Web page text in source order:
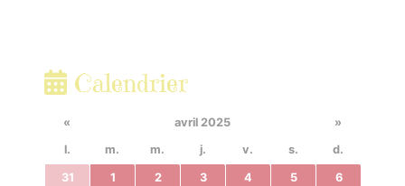
Calendrier
« avril 2025
»
l.
m. m. j. v. s. d.
31 1 2 3 4 5 6